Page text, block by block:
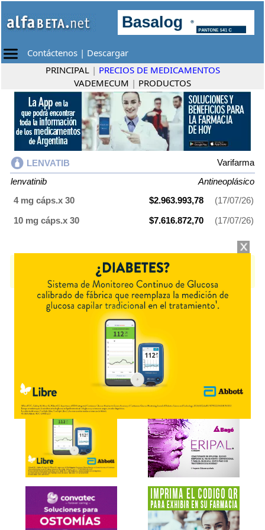
Contáctenos | Descargar
PRINCIPAL | PRECIOS DE MEDICAMENTOS
VADEMECUM | PRODUCTOS
LENVATIB
Varifarma
lenvatinib
Antineoplásico
4 mg cáps.x 30
$2.963.993,78
(17/07/26)
10 mg cáps.x 30
$7.616.872,70 (17/07/26)
lenvatinib y se indica como
y cuenta con 2 presentaciones disponibles.
Explorar más
Otros productos conlenvatinib
Varifarma